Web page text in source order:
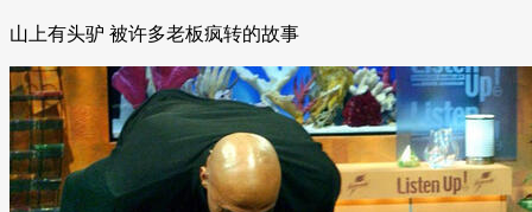
山上有头驴 被许多老板疯转的故事